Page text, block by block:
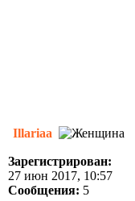
Illariaa
Зарегистрирован:
27 июн 2017, 10:57
Сообщения: 5